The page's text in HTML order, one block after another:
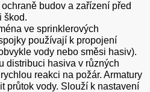
budov a zařízení před
škod.
ve sprinklerových
používají k propojení
vody nebo směsi hasiv).
distribuci hasiva v různých
reakci na požár. Armatury
průtok vody. Slouží k nastavení